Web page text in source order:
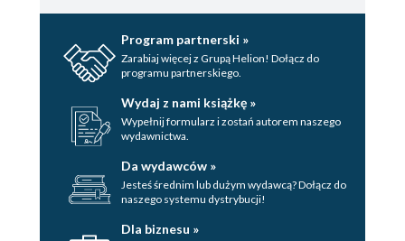
Program partnerski »
Zarabiaj więcej z Grupą Helion! Dołącz do
programu partnerskiego.
Wydaj z nami książkę »
Wypełnij formularz i zostań autorem naszego
wydawnictwa.
Da wydawców »
Jesteś średnim lub dużym wydawcą? Dołącz do
naszego systemu dystrybucji!
Dla biznesu »